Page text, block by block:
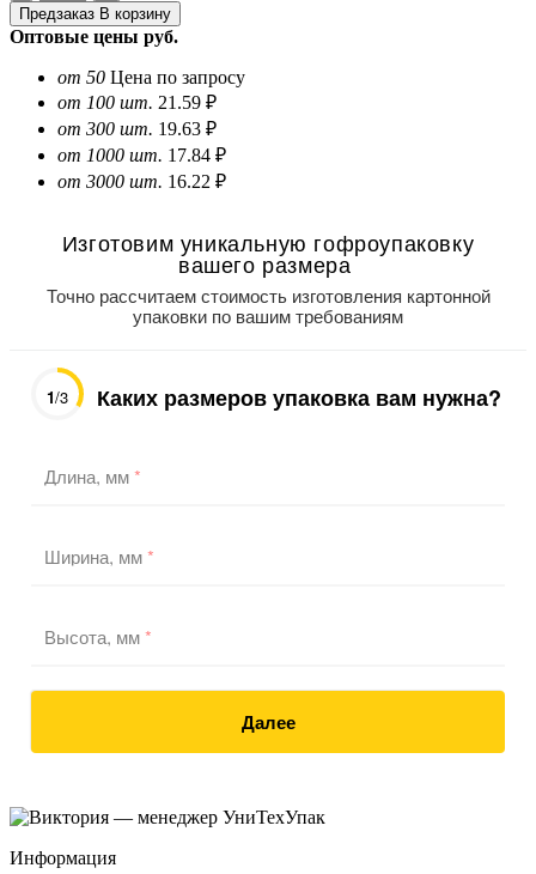
Предзаказ В корзину
Оптовые цены руб.
от 50 Цена по запросу
от 100 шт. 21.59 ₽
от 300 шт. 19.63 ₽
от 1000 шт. 17.84 ₽
от 3000 шт. 16.22 ₽
Изготовим уникальную гофроупаковку
вашего размера
Точно рассчитаем стоимость изготовления картонной
упаковки по вашим требованиям
1/3 Каких размеров упаковка вам нужна?
Длина, мм*
Ширина, мм*
Высота, мм*
Далее
Информация